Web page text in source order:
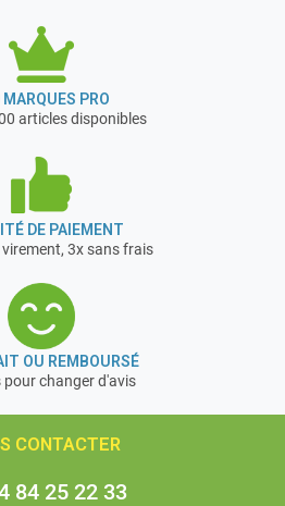
PRO
articles disponibles
DE PAIEMENT
virement, 3x sans frais
OU REMBOURSÉ
pour changer d'avis
CONTACTER
84 25 22 33